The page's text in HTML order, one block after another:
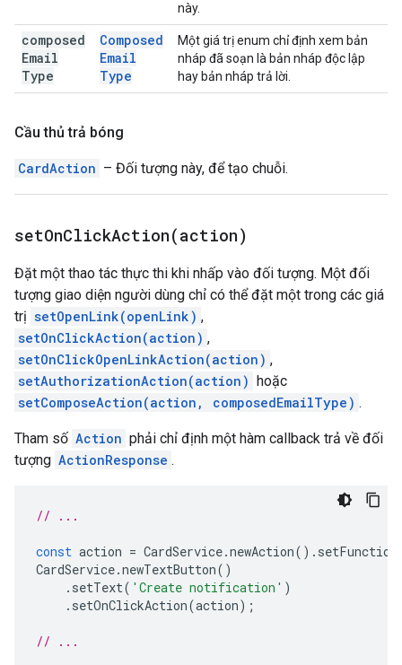
này.
composed
Email
Type
Composed
Email
Type
Một giá trị enum chỉ định xem bản
nháp đã soạn là bản nháp độc lập
hay bản nháp trả lời.
Cầu thủ trả bóng
CardAction – Đối tượng này, để tạo chuỗi.
setOnClickAction(action)
Đặt một thao tác thực thi khi nhấp vào đối tượng. Một đối
tượng giao diện người dùng chỉ có thể đặt một trong các giá
trị setOpenLink(openLink) ,
setOnClickAction(action) ,
setOnClickOpenLinkAction(action) ,
setAuthorizationAction(action) hoặc
setComposeAction(action, composedEmailType) .
Tham số Action phải chỉ định một hàm callback trả về đối
tượng ActionResponse .
// ...
const action = CardService.newAction().
CardService.newTextButton()
. setText( 'Create notification' )
. setOnClickAction(action);
// ...